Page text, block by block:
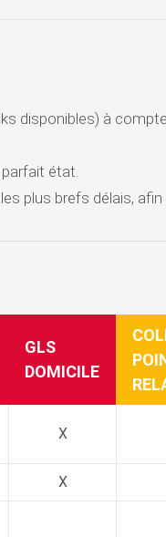
disponibles) à
état.
plus brefs délais,
GLS
DOMICILE
X
X